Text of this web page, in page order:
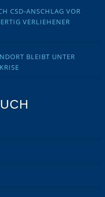
CSD-ANSCHLAG VOR
VERLIEHENER
BLEIBT UNTER